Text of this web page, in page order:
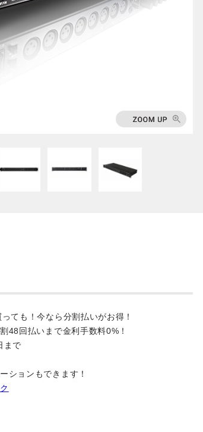
ても！今なら分割払いがお得！
48回払いまで金利手数料0%！
まで
ションもできます！